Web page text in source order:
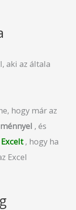
aki az általa
hogy már az
, és
, hogy ha
Excel